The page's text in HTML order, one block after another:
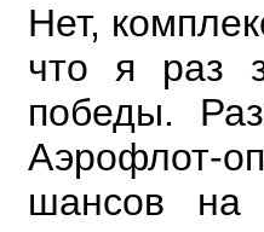
Нет,
что я раз
победы.
Аэрофлот-
шансов